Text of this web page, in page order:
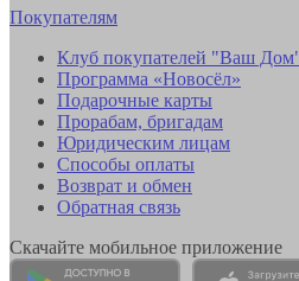
Покупателям
Клуб покупателей "Ваш
Программа «Новосёл»
Подарочные карты
Прорабам, бригадам
Юридическим лицам
Способы оплаты
Возврат и обмен
Обратная связь
Скачайте мобильное приложение